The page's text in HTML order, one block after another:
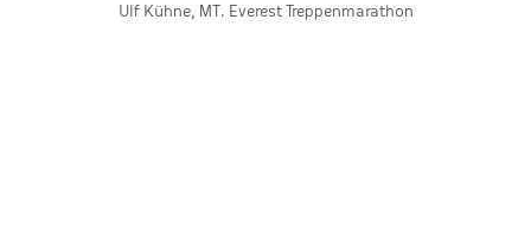
Ulf Kühne, MT. Everest Treppenmarathon